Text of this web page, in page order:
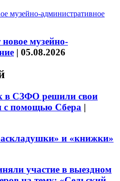
музейно-
| 05.08.2026
в СЗФО решили свои
с помощью Сбера |
и «книжки»
участие в выездном